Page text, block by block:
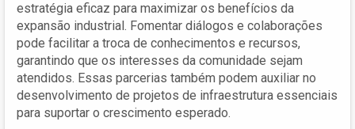
estratégia eficaz para maximizar os benefícios da
expansão industrial. Fomentar diálogos e colaborações
pode facilitar a troca de conhecimentos e recursos,
garantindo que os interesses da comunidade sejam
atendidos. Essas parcerias também podem auxiliar no
desenvolvimento de projetos de infraestrutura essenciais
para suportar o crescimento esperado.